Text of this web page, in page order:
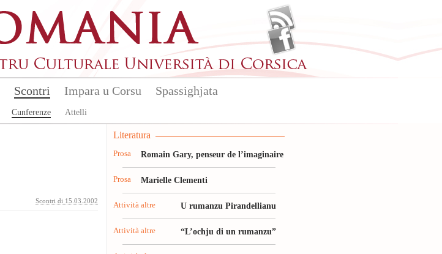
Scontri
Cunferenze Attelli
Impara u Corsu Spassighjata
Scontri di 15.03.2002
Literatura
Prosa Romain Gary, penseur de l’imaginaire
Prosa Marielle Clementi
Attività altre U rumanzu Pirandellianu
Attività altre “L’ochju di un rumanzu”